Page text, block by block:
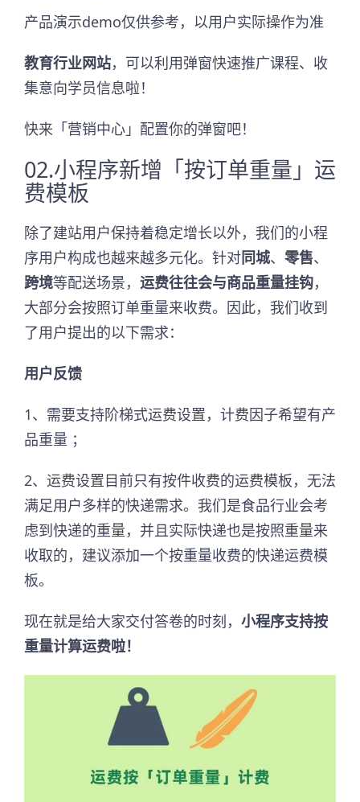
产品演示demo仅供参考，以用户实际操作为准
教育行业网站，可以利用弹窗快速推广课程、收
集意向学员信息啦！
快来「营销中心」配置你的弹窗吧！
02.小程序新增「按订单重量」运
费模板
除了建站用户保持着稳定增长以外，我们的小程
序用户构成也越来越多元化。针对同城、 零售、
跨境等配送场景， 运费往往会与商品重量挂钩，
大部分会按照订单重量来收费。因此，我们收到
了用户提出的以下需求：
用户反馈
1、需要支持阶梯式运费设置，计费因子希望有产
品重量 ；
2、运费设置目前只有按件收费的运费模板，无法
满足用户多样的快递需求。我们是食品行业会考
虑到快递的重量，并且实际快递也是按照重量来
收取的，建议添加一个按重量收费的快递运费模
板。
现在就是给大家交付答卷的时刻， 小程序支持按
重量计算运费啦！